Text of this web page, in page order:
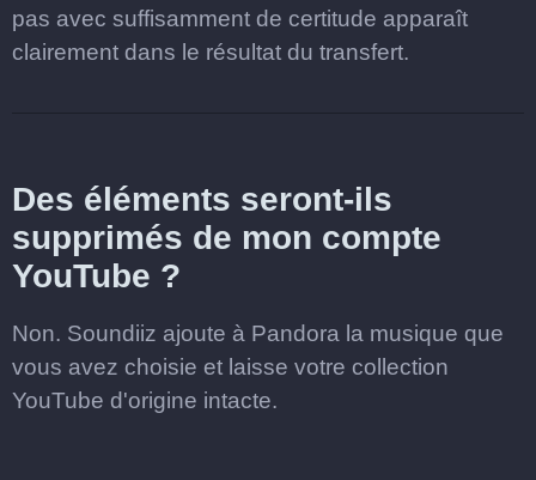
pas avec suffisamment de certitude apparaît
clairement dans le résultat du transfert.
Des éléments seront-ils
supprimés de mon compte
YouTube ?
Non. Soundiiz ajoute à Pandora la musique que
vous avez choisie et laisse votre collection
YouTube d'origine intacte.